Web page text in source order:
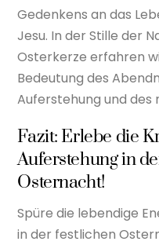
Gedenkens an das
Jesu. In der Stille der
Osterkerze erfahren
Bedeutung des
Auferstehung und des
Fazit: Erlebe die
Auferstehung in
Osternacht!
Spüre die lebendige
in der festlichen